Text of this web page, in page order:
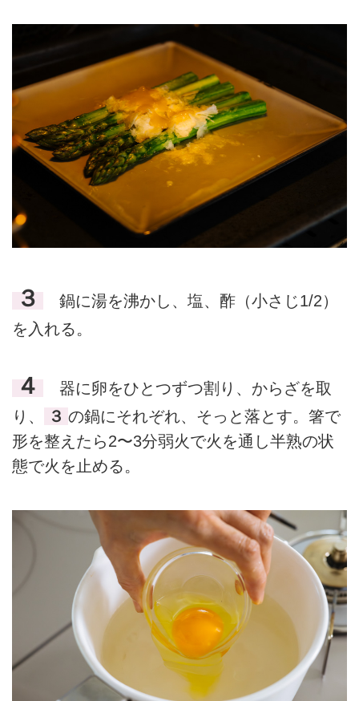
３
鍋に湯を沸かし、塩、酢（小さじ1/2）
を入れる。
４
器に卵をひとつずつ割り、からざを取
り、
３ の鍋にそれぞれ、そっと落とす。箸で
形を整えたら2〜3分弱火で火を通し半熟の状
態で火を止める。